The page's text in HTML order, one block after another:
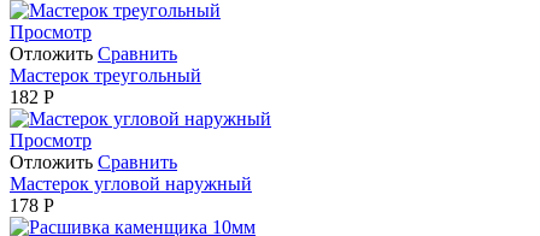
Просмотр
Отложить Сравнить
Мастерок треугольный
182 Р
Просмотр
Отложить Сравнить
Мастерок угловой наружный
178 Р